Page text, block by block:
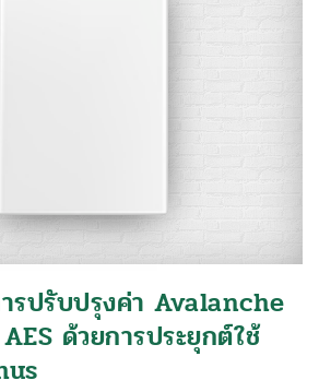
รปรับปรุงค่า Avalanche
ด้วยการประยุกต์ใช้